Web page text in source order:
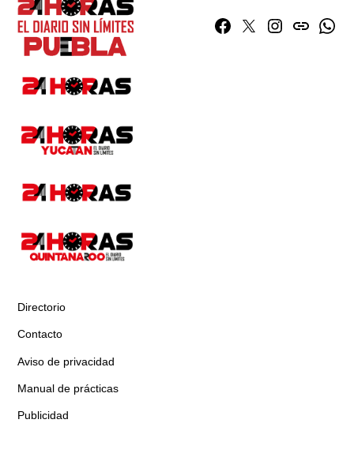
Facebook
TwitterInstagram
issuu
Directorio
Contacto
Aviso de privacidad
Manual de prácticas
Publicidad